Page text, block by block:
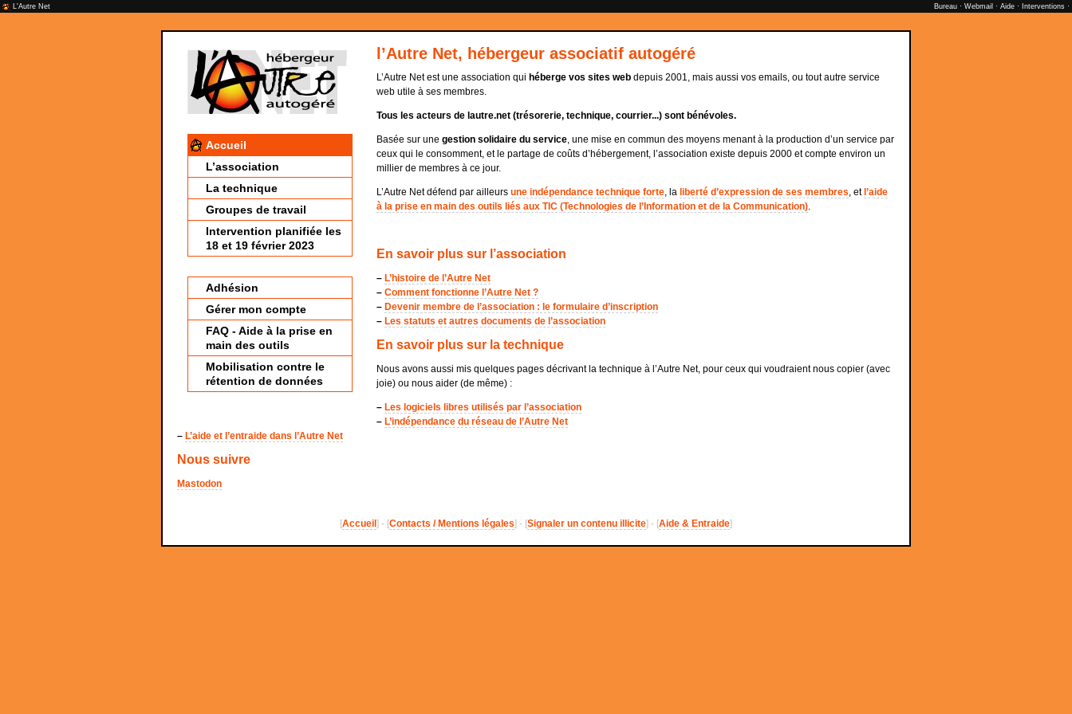
L'Autre Net Bureau · Webmail · Aide · Interventions ·
Accueil
L’association
La technique
Groupes de travail
Intervention planifiée les
18 et 19 février 2023
Adhésion
Gérer mon compte
FAQ - Aide à la prise en
main des outils
Mobilisation contre le
rétention de données
l’Autre Net, hébergeur associatif autogéré
L’Autre Net est une association qui héberge vos sites web depuis 2001, mais aussi vos emails, ou tout autre service
web utile à ses membres.
Tous les acteurs de lautre.net (trésorerie, technique, courrier...) sont bénévoles.
Basée sur une gestion solidaire du service, une mise en commun des moyens menant à la production d’un service par
ceux qui le consomment, et le partage de coûts d’hébergement, l’association existe depuis 2000 et compte environ un
millier de membres à ce jour.
L’Autre Net défend par ailleurs une indépendance technique forte, la liberté d’expression de ses membres, et l’aide
à la prise en main des outils liés aux TIC (Technologies de l’Information et de la Communication).
En savoir plus sur l’association
– L’histoire de l’Autre Net
– Comment fonctionne l’Autre Net ?
– Devenir membre de l’association : le formulaire d’inscription
– Les statuts et autres documents de l’association
En savoir plus sur la technique
Nous avons aussi mis quelques pages décrivant la technique à l’Autre Net, pour ceux qui voudraient nous copier (avec
joie) ou nous aider (de même) :
– Les logiciels libres utilisés par l’association
– L’indépendance du réseau de l’Autre Net
– L’aide et l’entraide dans l’Autre Net
Nous suivre
Mastodon
[Accueil ] - [Contacts / Mentions légales] - [Signaler un contenu illicite] - [Aide & Entraide]